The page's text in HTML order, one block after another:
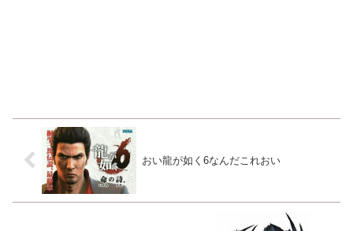
おい龍が如く6なんだこれおい